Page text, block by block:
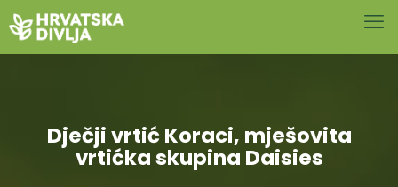
Dječji vrtić Koraci, mješovita
vrtićka skupina Daisies